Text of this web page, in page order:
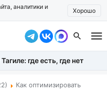
аналитики и
Хорошо
где есть, где нет
Как оптимизировать